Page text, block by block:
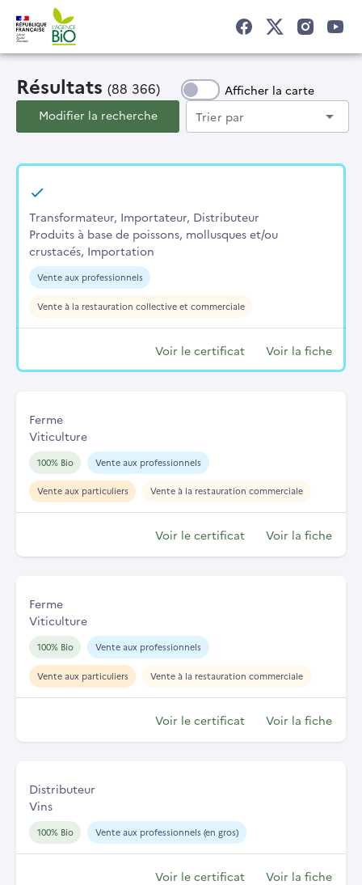
Résultats (88 366)
Afficher la carte
Modifier la recherche
Trier par arrow_drop_down
Transformateur, Importateur, Distributeur
Produits à base de poissons, mollusques et/ou
crustacés, Importation
Vente aux professionnels
Vente à la restauration collective et commerciale
Voir le certificat Voir la fiche
Ferme
Viticulture
100% Bio Vente aux professionnels
Vente aux particuliers Vente à la restauration commerciale
Voir le certificat Voir la fiche
Ferme
Viticulture
100% Bio Vente aux professionnels
Vente aux particuliers Vente à la restauration commerciale
Voir le certificat Voir la fiche
Distributeur
Vins
100% Bio Vente aux professionnels (en gros)
Voir le certificat Voir la fiche